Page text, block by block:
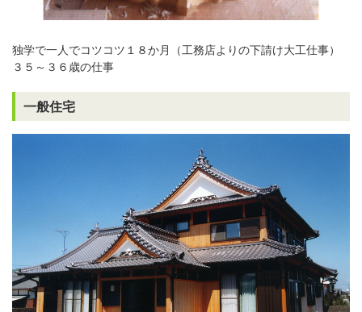
独学で一人でコツコツ１８か月（工務店よりの下請け大工仕事）
３５～３６歳の仕事
一般住宅